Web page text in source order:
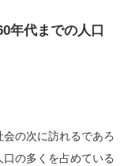
年代までの人口
の次に訪れるであろ
の多くを占めている